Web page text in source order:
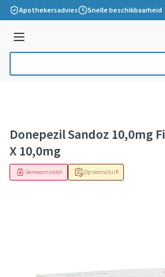
Ga naar de inhoud
Apothekersadvies Snelle beschikbaarheid
Menu
Donepezil Sandoz 10,0mg
X 10,0mg
Op voorschrift
Geneesmiddel